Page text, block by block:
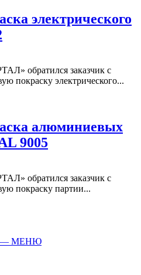
электрического
обратился заказчик с
покраску электрического...
алюминиевых
9005
обратился заказчик с
покраску партии...
— МЕНЮ